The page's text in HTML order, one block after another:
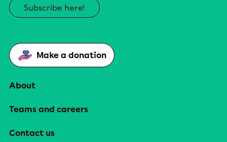
Subscribe here!
Make a donation
About
Teams and careers
Contact us